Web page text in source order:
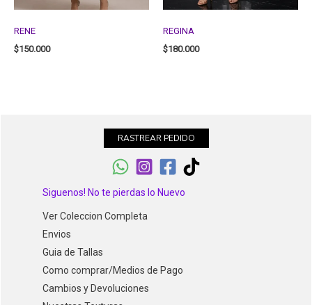
RENE
$150.000
REGINA
$180.000
RASTREAR PEDIDO
Siguenos! No te pierdas lo Nuevo
Ver Coleccion Completa
Envios
Guia de Tallas
Como comprar/Medios de Pago
Cambios y Devoluciones